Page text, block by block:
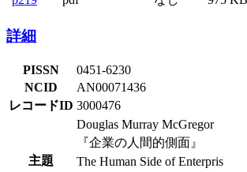
詳細
PISSN
0451-6230
NCID
AN00071436
レコードID 3000476
主題
Douglas Murray McGregor
『企業の人間的側面』
The Human Side of Enterpris